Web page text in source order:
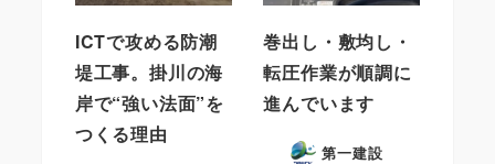
ICTで攻める防潮
堤工事。掛川の海
岸で“強い法面”を
つくる理由
巻出し・敷均し・
転圧作業が順調に
進んでいます
第一建設